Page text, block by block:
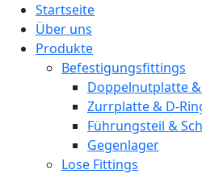
Startseite
Über uns
Produkte
Befestigungsfittings
Doppelnutplatte
Zurrplatte & D-
Führungsteil &
Gegenlager
Lose Fittings